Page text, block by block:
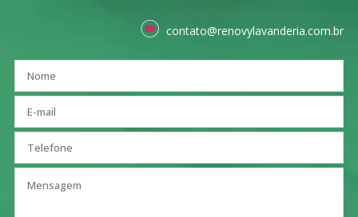
contato@renovylavanderia.com.br